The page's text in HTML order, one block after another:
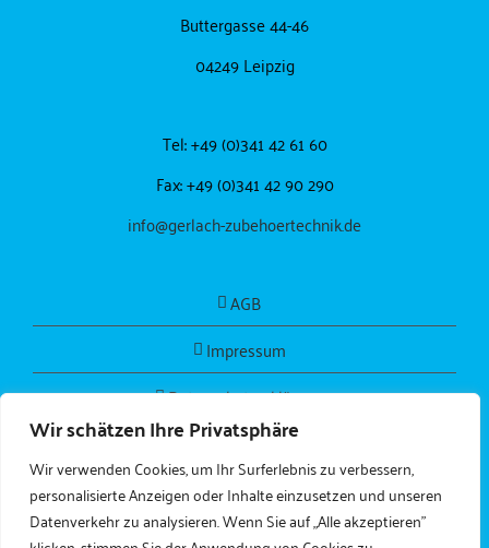
Wir schätzen Ihre Privatsphäre
Wir verwenden Cookies, um Ihr Surferlebnis zu verbessern,
personalisierte Anzeigen oder Inhalte einzusetzen und unseren
Datenverkehr zu analysieren. Wenn Sie auf „Alle akzeptieren"
Buttergasse 44-46
04249 Leipzig
Tel: +49 (0)341 42 61 60
Fax: +49 (0)341 42 90 290
info@gerlach-zubehoertechnik.de
AGB
Impressum
Datenschutzerklärung